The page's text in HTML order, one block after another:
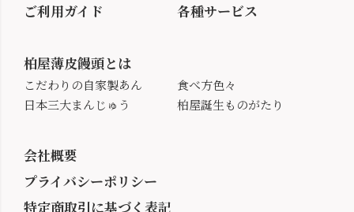
ご利用ガイド 各種サービス
柏屋薄皮饅頭とは
こだわりの自家製あん
日本三大まんじゅう
食べ方色々
柏屋誕生ものがたり
会社概要
プライバシーポリシー
特定商取引に基づく表記